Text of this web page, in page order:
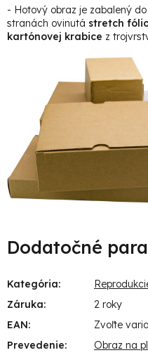
- Hotový obraz je zabalený do
stranách ovinutá stretch
kartónovej krabice z
Dodatočné
Kategória:
Záruka:
2 roky
EAN:
Zvoľte
Prevedenie:
Obraz na